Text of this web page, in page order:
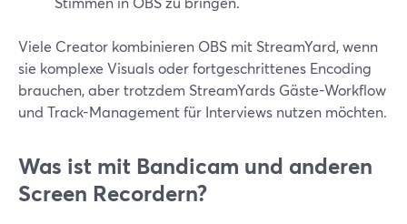
Viele Creator kombinieren OBS mit StreamYard, wenn
sie komplexe Visuals oder fortgeschrittenes Encoding
brauchen, aber trotzdem StreamYards Gäste-Workflow
und Track-Management für Interviews nutzen möchten.
Was ist mit Bandicam und anderen
Screen Recordern?